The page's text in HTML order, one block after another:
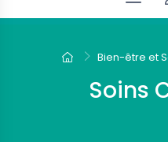
Bien-être et
Soins